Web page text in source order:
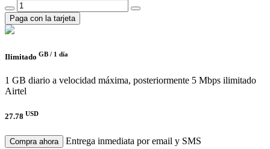
Paga con la tarjeta
Ilimitado GB / 1 día
1 GB diario a velocidad máxima, posteriormente 5 Mbps ilimitado
Airtel
27.78 USD
Compra ahora
Entrega inmediata por email y SMS